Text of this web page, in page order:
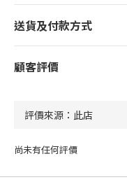
送貨及付款方式
顧客評價
尚未有任何評價